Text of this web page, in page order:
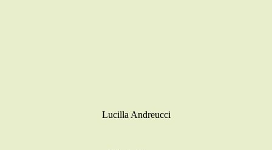
Lucilla Andreucci